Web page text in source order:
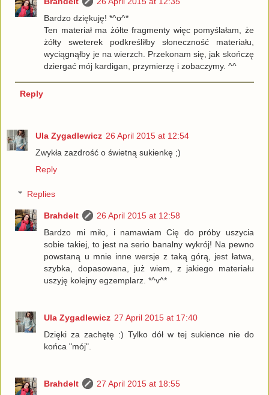
Bardzo dziękuję! *^o^*
Ten materiał ma żółte fragmenty więc pomyślałam, że
żółty sweterek podkreśliłby słoneczność materiału,
wyciągnąłby je na wierzch. Przekonam się, jak skończę
dziergać mój kardigan, przymierzę i zobaczymy. ^^
Reply
Ula Zygadlewicz 26 April 2015 at 12:54
Zwykła zazdrość o świetną sukienkę ;)
Reply
Replies
Brahdelt
26 April 2015 at 12:58
Bardzo mi miło, i namawiam Cię do próby uszycia
sobie takiej, to jest na serio banalny wykrój! Na pewno
powstaną u mnie inne wersje z taką górą, jest łatwa,
szybka, dopasowana, już wiem, z jakiego materiału
uszyję kolejny egzemplarz. *^v^*
Ula Zygadlewicz 27 April 2015 at 17:40
Dzięki za zachętę :) Tylko dół w tej sukience nie do
końca "mój".
Brahdelt
27 April 2015 at 18:55